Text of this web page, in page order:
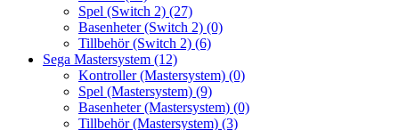
Spel (Switch 2) (27)
Basenheter (Switch 2) (0)
Tillbehör (Switch 2) (6)
Sega Mastersystem (12)
Kontroller (Mastersystem) (0)
Spel (Mastersystem) (9)
Basenheter (Mastersystem) (0)
Tillbehör (Mastersystem) (3)